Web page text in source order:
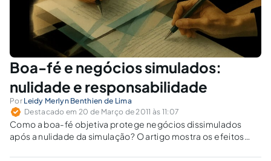
Boa-fé e negócios simulados:
nulidade e responsabilidade
Por Leidy Merlyn Benthien de Lima
Destacado em 20 de Março de 2011 às 11:07
Como a boa-fé objetiva protege negócios dissimulados
após a nulidade da simulação? O artigo mostra os efeitos